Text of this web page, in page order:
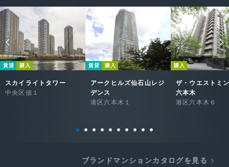
賃貸 購入
スカイライトタワー
中央区佃１
賃貸 購入
アークヒルズ仙石山レジ
デンス
港区六本木１
購入
ザ・ウエストミ
六本木
港区六本木６
ブランドマンションカタログを見る